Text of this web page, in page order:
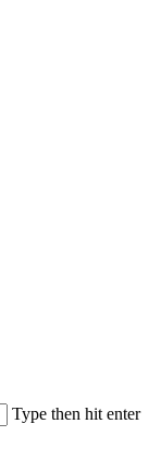
Type then hit enter